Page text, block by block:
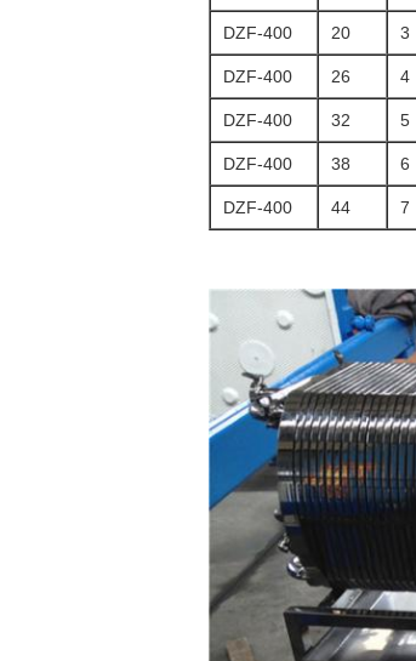
DZF-400 20 3
DZF-400 26 4
DZF-400 32 5
DZF-400 38 6
DZF-400 44 7